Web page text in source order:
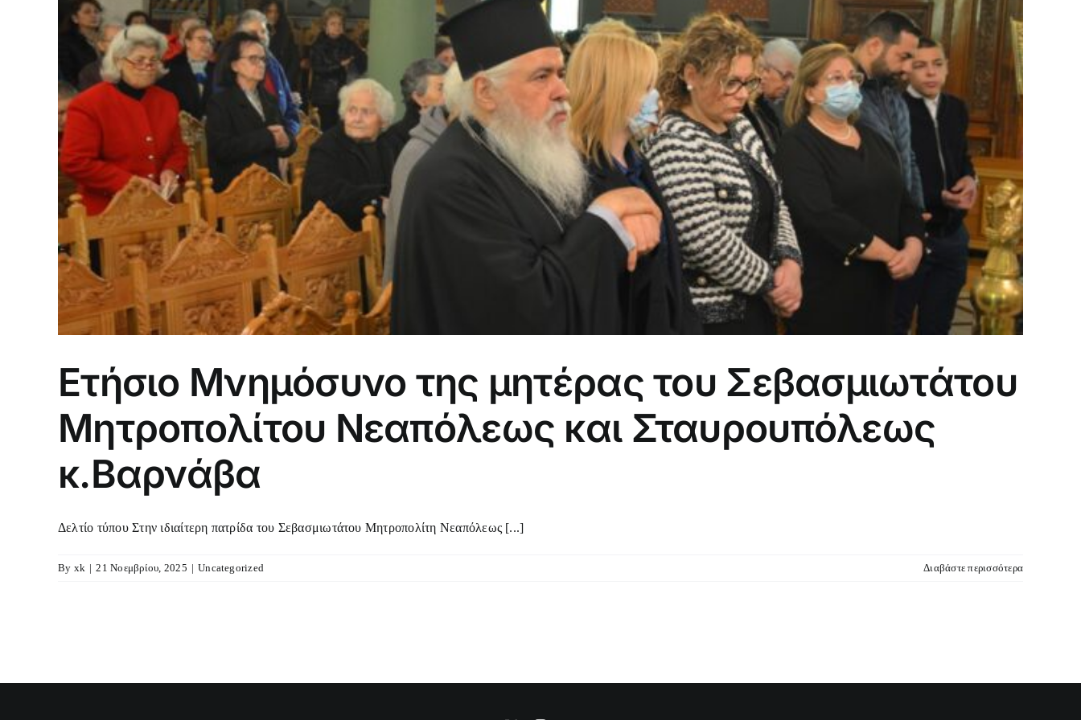
Ετήσιο Μνημόσυνο της μητέρας του Σεβασμιωτάτου
Μητροπολίτου Νεαπόλεως και Σταυρουπόλεως
κ.Βαρνάβα
Δελτίο τύπου Στην ιδιαίτερη πατρίδα του Σεβασμιωτάτου Μητροπολίτη Νεαπόλεως [...]
By xk | 21 Νοεμβρίου, 2025 | Uncategorized Διαβάστε περισσότερα